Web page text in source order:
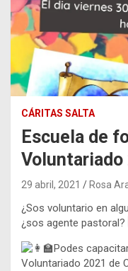
CÁRITAS SALTA
Escuela de
Voluntariado
29 abril, 2021 Rosa
¿Sos voluntario en
¿sos agente pastoral?
Podes
Voluntariado 2021 de